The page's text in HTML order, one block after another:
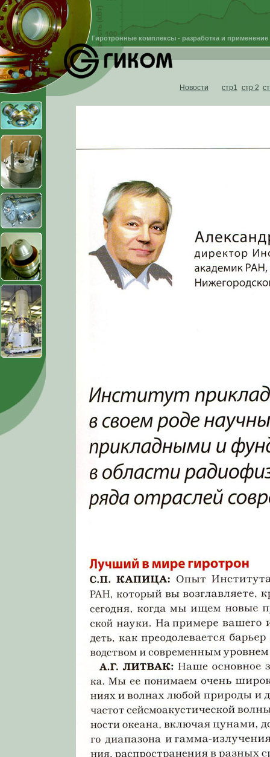
Гиротронные комплексы - разработка и применение
Новости стр1 стр 2